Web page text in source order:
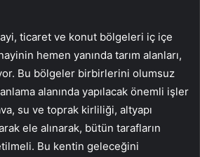
ticaret ve konut bölgeleri iç içe
hemen yanında tarım alanları,
Bu bölgeler birbirlerini olumsuz
alanında yapılacak önemli işler
su ve toprak kirliliği, altyapı
ele alınarak, bütün tarafların
Bu kentin geleceğini